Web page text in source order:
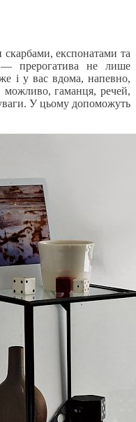
скарбами, експонатами та
— прерогатива не лише
і у вас вдома, напевно,
можливо, гаманця, речей,
У цьому допоможуть